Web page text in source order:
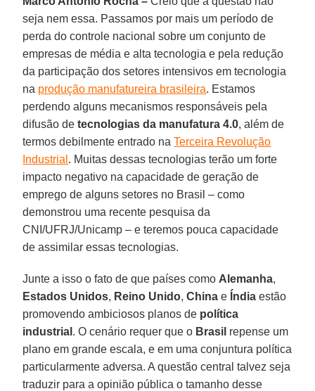
seja nem essa. Passamos por mais um período de
perda do controle nacional sobre um conjunto de
empresas de média e alta tecnologia e pela redução
da participação dos setores intensivos em tecnologia
na produção manufatureira brasileira. Estamos
perdendo alguns mecanismos responsáveis pela
difusão detecnologias da manufatura 4.0, além de
termos debilmente entrado naTerceira Revolução
Industrial . Muitas dessas tecnologias terão um forte
impacto negativo na capacidade de geração de
emprego de alguns setores no Brasil – como
demonstrou uma recente pesquisa da
CNI/UFRJ/Unicamp – e teremos pouca capacidade
de assimilar essas tecnologias.
Junte a isso o fato de que países como Alemanha,
Estados Unidos, Reino Unido,China e Índia estão
promovendo ambiciosos planos de política
industrial . O cenário requer que o Brasil repense um
plano em grande escala, e em uma conjuntura política
particularmente adversa. A questão central talvez seja
traduzir para a opinião pública o tamanho desse